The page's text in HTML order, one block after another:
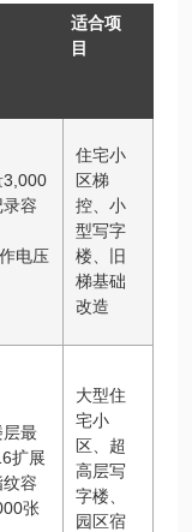
适合项
目
3,000
容
电压
住宅小
区梯
控、小
型写字
楼、旧
梯基础
改造
层最
扩展
容
张
大型住
宅小
区、超
高层写
字楼、
园区宿